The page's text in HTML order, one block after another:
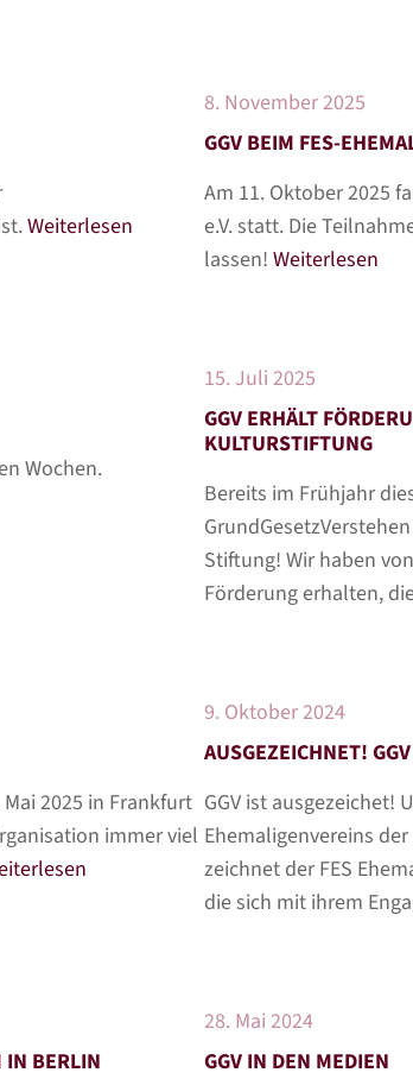
Weiterlesen
8. November 2025
GGV BEIM FES-
Am 11. Oktober 2025
e.V. statt. Die
lassen! Weiterlesen
Wochen.
15. Juli 2025
GGV ERHÄLT
KULTURSTIFTUNG
Bereits im Frühjahr
Stiftung! Wir haben
Förderung erhalten,
2025 in Frankfurt
immer viel
9. Oktober 2024
AUSGEZEICHNET!
GGV ist ausgezeichet!
Ehemaligenvereins
zeichnet der FES
die sich mit ihrem
IN BERLIN
28. Mai 2024
GGV IN DEN MEDIEN